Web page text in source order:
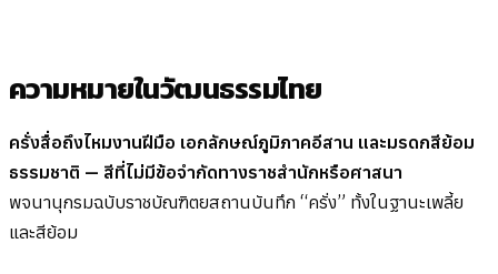
ความหมายในวัฒนธรรมไทย
ครั่งสื่อถึงไหมงานฝีมือ เอกลักษณ์ภูมิภาคอีสาน และมรดกสีย้อม
ธรรมชาติ — สีที่ไม่มีข้อจำกัดทางราชสำนักหรือศาสนา
พจนานุกรมฉบับราชบัณฑิตยสถานบันทึก “ครั่ง” ทั้งในฐานะเพลี้ย
และสีย้อม